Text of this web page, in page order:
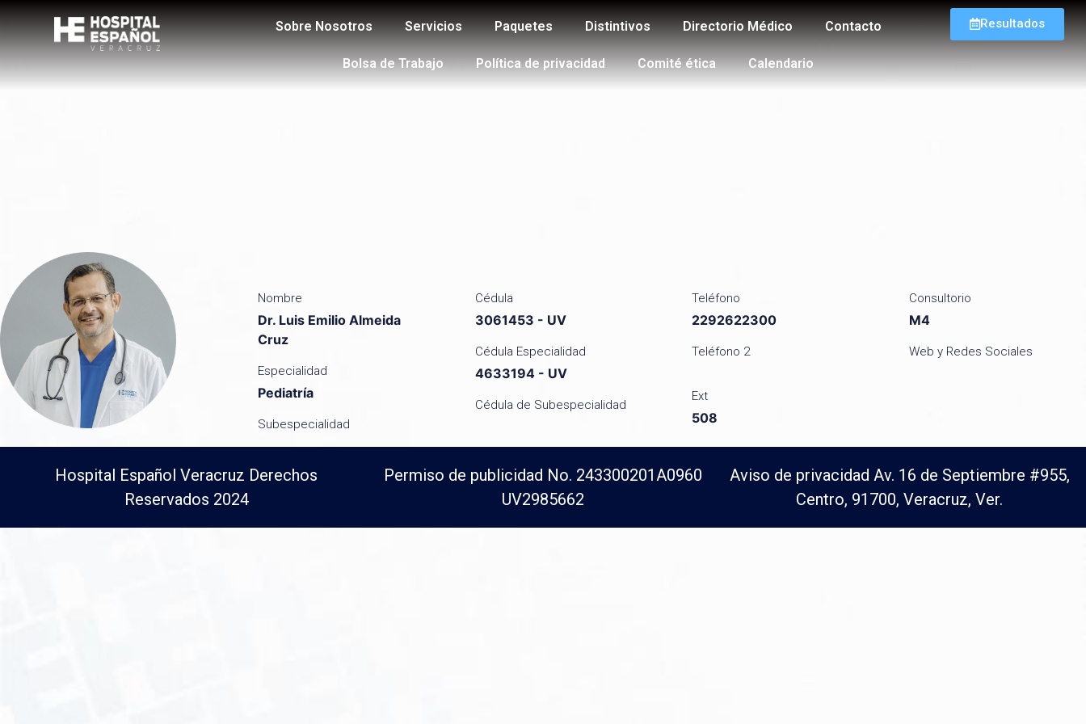
Sobre Nosotros Servicios Paquetes Distintivos Directorio Médico Contacto
Bolsa de Trabajo Política de privacidad Comité ética Calendario
Resultados
Nombre
Dr. Luis Emilio Almeida
Cruz
Especialidad
Pediatría
Subespecialidad
Cédula
3061453 - UV
Cédula Especialidad
4633194 - UV
Cédula de Subespecialidad
Teléfono
2292622300
Teléfono 2
Ext
508
Consultorio
M4
Web y Redes Sociales
Hospital Español Veracruz Derechos
Reservados 2024
Permiso de publicidad No. 243300201A0960
UV2985662
Aviso de privacidad Av. 16 de Septiembre #955,
Centro, 91700, Veracruz, Ver.